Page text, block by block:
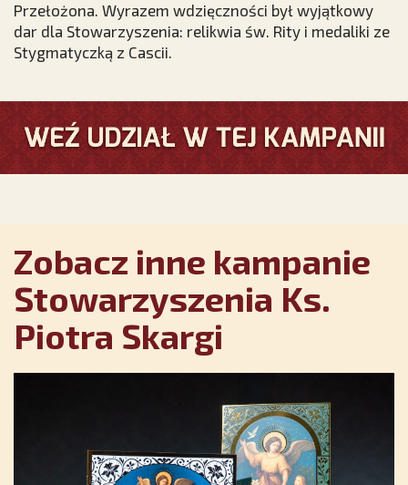
Przełożona. Wyrazem wdzięczności był wyjątkowy
dar dla Stowarzyszenia: relikwia św. Rity i medaliki ze
Stygmatyczką z Cascii.
Zobacz inne kampanie
Stowarzyszenia Ks.
Piotra Skargi